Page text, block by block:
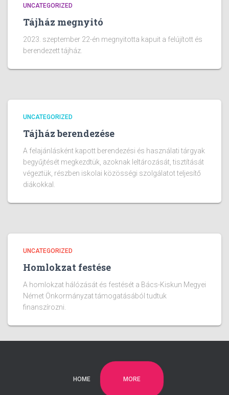
UNCATEGORIZED
Tájház megnyitó
2023. szeptember 22-én megnyitotta kapuit a felújított és
berendezett tájház.
UNCATEGORIZED
Tájház berendezése
A felajánlásként kapott berendezési és használati tárgyak
begyűjtését megkezdtük, azoknak leltározását, tisztítását
végeztük, részben iskolai közösségi szolgálatot teljesítő
diákokkal.
UNCATEGORIZED
Homlokzat festése
A homlokzat hálózását és festését a Bács-Kiskun Megyei
Német Önkormányzat támogatásából tudtuk
finanszírozni.
HOME MORE